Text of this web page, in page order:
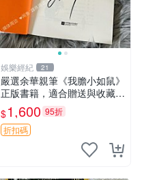
娛樂經紀 21
嚴選余華親筆《我膽小如鼠》
正版書籍，適合贈送與收藏，
專業包裝發貨。秦山簽名珍藏
版 我膽小如鼠 余華 現代文學
$1,600 95折
折扣碼